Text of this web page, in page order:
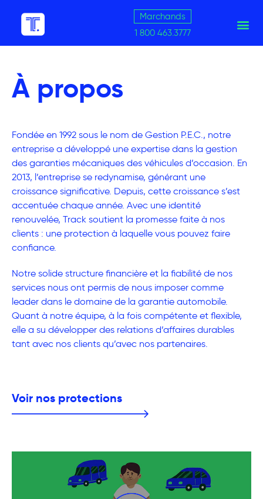
Marchands
1 800 463.3777
À propos
Fondée en 1992 sous le nom de Gestion P.E.C., notre
entreprise a développé une expertise dans la gestion
des garanties mécaniques des véhicules d’occasion. En
2013, l’entreprise se redynamise, générant une
croissance significative. Depuis, cette croissance s’est
accentuée chaque année. Avec une identité
renouvelée, Track soutient la promesse faite à nos
clients : une protection à laquelle vous pouvez faire
confiance.
Notre solide structure financière et la fiabilité de nos
services nous ont permis de nous imposer comme
leader dans le domaine de la garantie automobile.
Quant à notre équipe, à la fois compétente et flexible,
elle a su développer des relations d’affaires durables
tant avec nos clients qu’avec nos partenaires.
Voir nos protections